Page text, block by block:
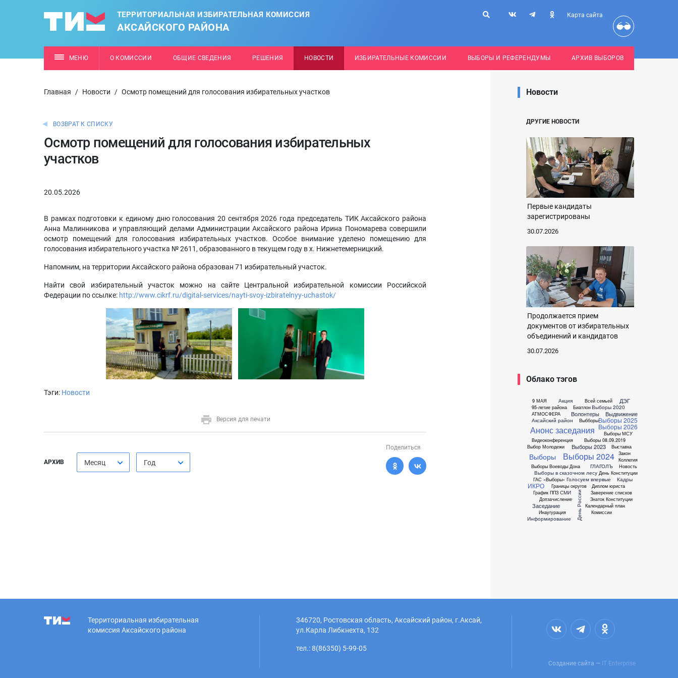
ТЕРРИТОРИАЛЬНАЯ ИЗБИРАТЕЛЬНАЯ КОМИССИЯ
АКСАЙСКОГО РАЙОНА
Карта сайта
МЕНЮ О КОМИССИИ ОБЩИЕ СВЕДЕНИЯ РЕШЕНИЯ НОВОСТИ ИЗБИРАТЕЛЬНЫЕ КОМИССИИ ВЫБОРЫ И РЕФЕРЕНДУМЫ АРХИВ ВЫБОРОВ
Главная / Новости / Осмотр помещений для голосования избирательных участков
ВОЗВРАТ К СПИСКУ
Осмотр помещений для голосования избирательных
участков
20.05.2026
В рамках подготовки к единому дню голосования 20 сентября 2026 года председатель ТИК Аксайского района
Анна Малинникова и управляющий делами Администрации Аксайского района Ирина Пономарева совершили
осмотр помещений для голосования избирательных участков. Особое внимание уделено помещению для
голосования избирательного участка № 2611, образованного в текущем году в х. Нижнетемерницкий.
Напомним, на территории Аксайского района образован 71 избирательный участок.
Найти свой избирательный участок можно на сайте Центральной избирательной комиссии Российской
Федерации по ссылке: http://www.cikrf.ru/digital-services/nayti-svoy-izbiratelnyy-uchastok/
Тэги: Новости
Версия для печати
АРХИВ Месяц Год
Поделиться
Новости
ДРУГИЕ НОВОСТИ
Первые кандидаты
зарегистрированы
30.07.2026
Продолжается прием
документов от избирательных
объединений и кандидатов
30.07.2026
Облако тэгов
9 МАЯ
95-летие района
АТМОСФЕРА
Аксайский район
Акция
Анонс заседания
Биатлон
Видеоконференция
Волонтеры
Всей семьей
Выбборы
Выбор Молодежи
Выборы
Выборы 08.09.2019
Выборы 2020
Выборы 2023
Выборы 2024
Выборы 2025
Выборы 2026
Выборы Воеводы Дона
Выборы МСУ
Выборы в сказочном лесу
Выдвижение
Выставка
ГАС «Выборы»
ГЛАГОЛЪ
Голосуем впервые
Границы округов
График ППЗ
ДЭГ
День Конституции
День России
Диплом юриста
Допзачисление
Заверение списков
Закон
Заседание
Знаток Конституции
ИКРО
Инаугурация
Информирование
Кадры
Календарный план
Коллегия
Комиссии
Новость
СМИ
Территориальная избирательная
комиссия Аксайского района
346720, Ростовская область, Аксайский район, г.Аксай,
ул.Карла Либкнехта, 132
тел.: 8(86350) 5-99-05
Создание сайта — IT Enterprise